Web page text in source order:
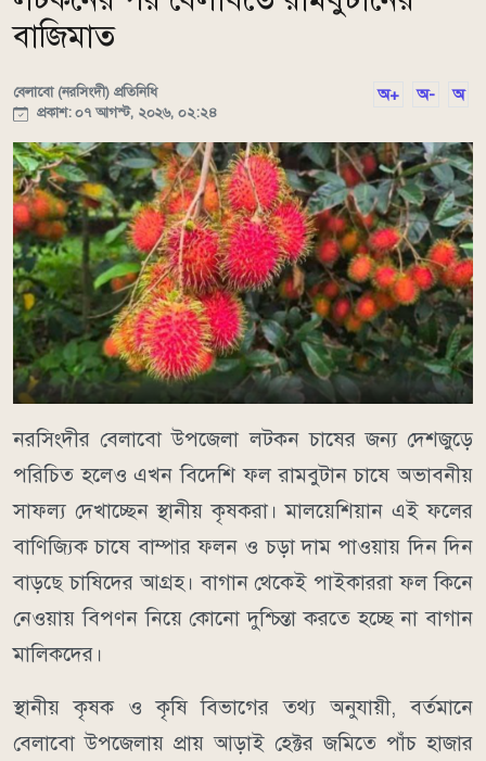
বাজিমাত
বেলাবো (নরসিংদী) প্রতিনিধি
প্রকাশ: ০৭ আগস্ট, ২০২৬, ০২:২৪
অ+ অ- অ
নরসিংদীর বেলাবো উপজেলা লটকন চাষের জন্য দেশজুড়ে
পরিচিত হলেও এখন বিদেশি ফল রামবুটান চাষে অভাবনীয়
সাফল্য দেখাচ্ছেন স্থানীয় কৃষকরা। মালয়েশিয়ান এই ফলের
বাণিজ্যিক চাষে বাম্পার ফলন ও চড়া দাম পাওয়ায় দিন দিন
বাড়ছে চাষিদের আগ্রহ। বাগান থেকেই পাইকাররা ফল কিনে
নেওয়ায় বিপণন নিয়ে কোনো দুশ্চিন্তা করতে হচ্ছে না বাগান
মালিকদের।
স্থানীয় কৃষক ও কৃষি বিভাগের তথ্য অনুযায়ী, বর্তমানে
বেলাবো উপজেলায় প্রায় আড়াই হেক্টর জমিতে পাঁচ হাজার